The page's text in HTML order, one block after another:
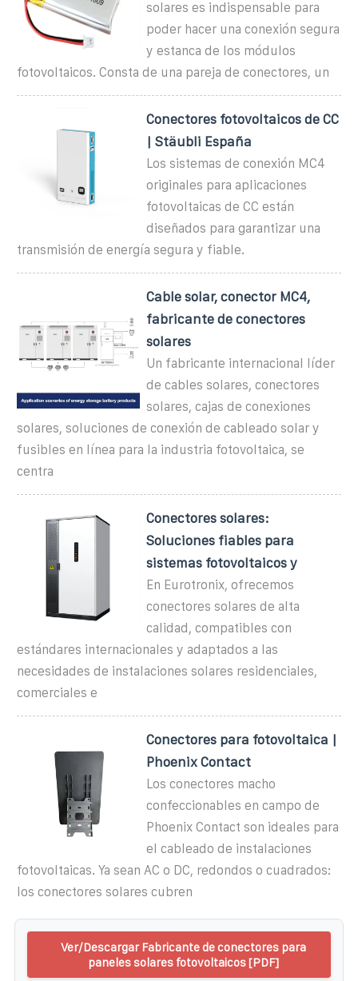
solares es indispensable para
poder hacer una conexión segura
y estanca de los módulos
fotovoltaicos. Consta de una pareja de conectores, un
Conectores fotovoltaicos de CC
| Stäubli España
Los sistemas de conexión MC4
originales para aplicaciones
fotovoltaicas de CC están
diseñados para garantizar una
transmisión de energía segura y fiable.
Cable solar, conector MC4,
fabricante de conectores
solares
Un fabricante internacional líder
de cables solares, conectores
solares, cajas de conexiones
solares, soluciones de conexión de cableado solar y
fusibles en línea para la industria fotovoltaica, se
centra
Conectores solares:
Soluciones fiables para
sistemas fotovoltaicos y
En Eurotronix, ofrecemos
conectores solares de alta
calidad, compatibles con
estándares internacionales y adaptados a las
necesidades de instalaciones solares residenciales,
comerciales e
Conectores para fotovoltaica |
Phoenix Contact
Los conectores macho
confeccionables en campo de
Phoenix Contact son ideales para
el cableado de instalaciones
fotovoltaicas. Ya sean AC o DC, redondos o cuadrados:
los conectores solares cubren
Ver/Descargar Fabricante de conectores para
paneles solares fotovoltaicos [PDF]